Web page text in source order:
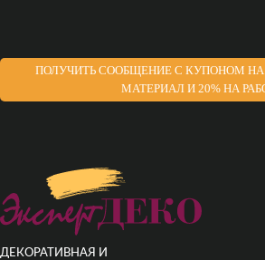
ПОЛУЧИТЬ СООБЩЕНИЕ С КУПОНОМ НА
МАТЕРИАЛ И 20% НА
ДЕКОРАТИВНАЯ И